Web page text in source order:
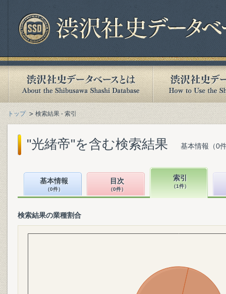
トップ 検索結果 - 索引
"光緒帝"を含む検索結果 基本情報（0
基本情報
（0件）
目次
（0件）
索引
（1件）
検索結果の業種割合